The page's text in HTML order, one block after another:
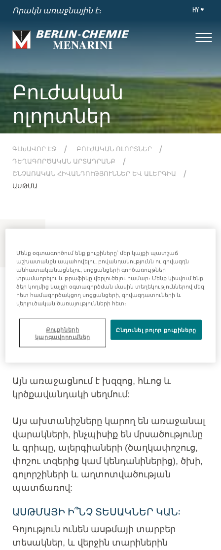
Որակն առաջնային է։ HY
Բուժական
ոլորտներ
ԳԼԽԱՎՈՐ ԷՋ
ԲՈՒԺԱԿԱՆ ՈԼՈՐՏՆԵՐ
ԴԵՂԱԳՈՐԾԱԿԱՆ ԱՐՏԱԴՐԱՆՔ
ՇՆՉԱՌԱԿԱՆ ՀԻՎԱՆԴՈՒԹՅՈՒՆՆԵՐ ԵՎ ԱԼԵՐԳԻԱ
ԱՍԹՄԱ
Ասթմա
Ի՞ՆՉ Է ԱՍԹՄԱՆ։
Ասթման թոքերի քրոնիկ (երկարատև)
հիվանդություն է, որն առաջանում է
Այն առաջացնում է խզզոց, հևոց և
կրծքավանդակի սեղմում:
Այս ախտանիշները կարող են առաջանալ
վարակների, ինչպիսիք են մրսածությունը
և գրիպը, ալերգիաների (ծաղկափոշուց,
փոշու տզերից կամ կենդանիներից), ծխի,
գոլորշիների և աղտոտվածության
պատճառով:
ԱՍԹՄԱՅԻ Ի՞ՆՉ ՏԵՍԱԿՆԵՐ ԿԱՆ:
Գոյություն ունեն ասթմայի տարբեր
տեսակներ, և վերջին տարիներին
Մենք օգտագործում ենք քուքիները՝ մեր կայքի պատշաճ
աշխատանքն ապահովելու, բովանդակությունն ու գովազդն
անհատականացնելու, սոցցանցերի գործառույթներ
տրամադրելու և թրաֆիկը վերլուծելու համար։ Մենք կիսվում ենք
ձեր կողմից կայքի օգտագործման մասին տեղեկություններով մեզ
հետ համագործակցող սոցցանցերի, գովազդատուների և
վերլուծական ծառայությունների հետ։
Քուքիների
կարգավորումներ
Ընդունել բոլոր քուքիները